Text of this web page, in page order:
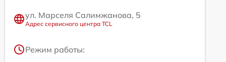
ул. Марселя Салимжанова, 5
Адрес сервисного центра TCL
Режим работы: